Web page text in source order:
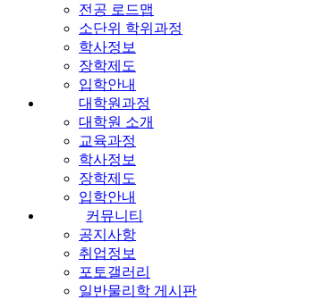
전공 로드맵
소단위 학위과정
학사정보
장학제도
입학안내
대학원과정
대학원 소개
교육과정
학사정보
장학제도
입학안내
커뮤니티
공지사항
취업정보
포토갤러리
일반물리학 게시판